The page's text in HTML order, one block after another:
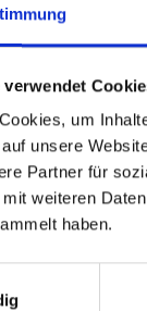
verwendet
um
unsere
Partner für
weiteren
haben.